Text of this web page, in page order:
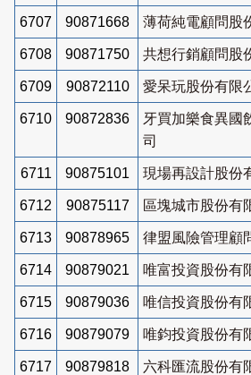
6707 90871668 薄荷純電顧問股
6708 90871750 共想行銷顧問股
6709 90872110 愛呆玩股份有限
6710 90872836
牙買加樂食異國
司
6711 90875101 現場再設計股份
6712 90875117 區塊城市股份有
6713 90878965 律盟風險管理顧
6714 90879021 唯富投資股份有
6715 90879036 唯信投資股份有
6716 90879079 唯鈞投資股份有
6717 90879818 六科匯流股份有